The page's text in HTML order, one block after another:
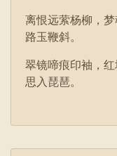
离恨远萦杨柳，
路玉鞭斜。
翠镜啼痕印袖，
思入琵琶。